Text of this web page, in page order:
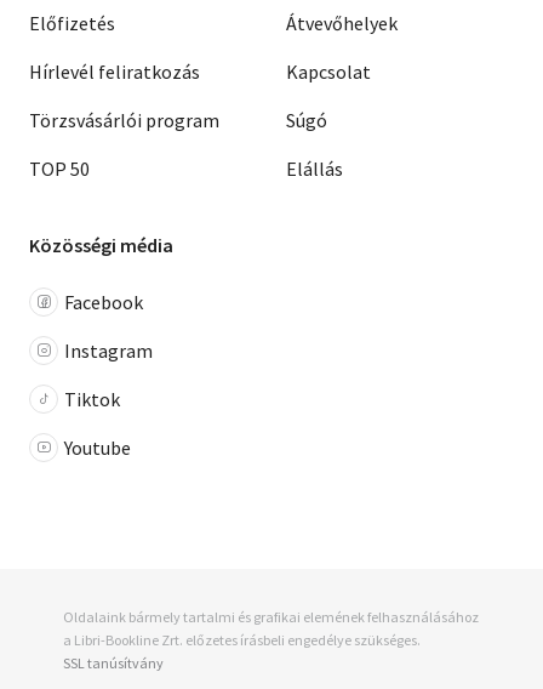
Előfizetés
Hírlevél feliratkozás
Törzsvásárlói program
TOP 50
Átvevőhelyek
Kapcsolat
Súgó
Elállás
Közösségi média
Facebook
Instagram
Tiktok
Youtube
Oldalaink bármely tartalmi és grafikai elemének felhasználásához
a Libri-Bookline Zrt. előzetes írásbeli engedélye szükséges.
SSL tanúsítvány